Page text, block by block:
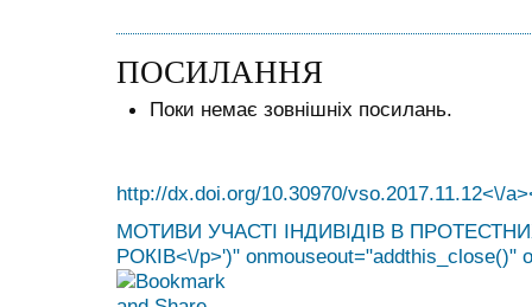
ПОСИЛАННЯ
Поки немає зовнішніх посилань.
http://dx.doi.org/10.30970/vso.2017.11.12<\/
МОТИВИ УЧАСТІ ІНДИВІДІВ В
РОКІВ<\/p>')" onmouseout="addthis_close()"